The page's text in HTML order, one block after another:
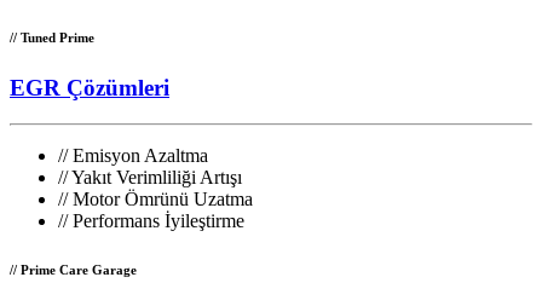
// Tuned Prime
EGR Çözümleri
//Emisyon Azaltma
//Yakıt Verimliliği Artışı
//Motor Ömrünü Uzatma
//Performans İyileştirme
// Prime Care Garage